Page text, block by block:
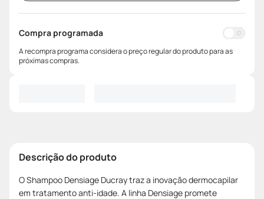
Compra programada
A recompra programa considera o preço regular do produto para as
próximas compras.
Descrição do produto
O Shampoo Densiage Ducray traz a inovação dermocapilar
em tratamento anti-idade. A linha Densiage promete